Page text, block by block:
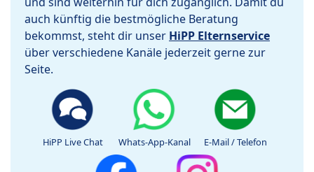
auch künftig die bestmögliche Beratung
bekommst, steht dir unser HiPP Elternservice
über verschiedene Kanäle jederzeit gerne zur
Seite.
HiPP Live Chat Whats-App-Kanal E-Mail / Telefon